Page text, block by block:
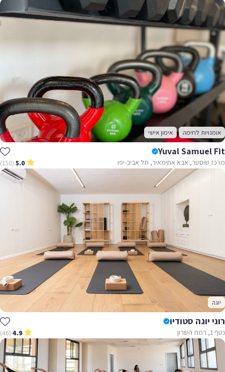
אומנויות לחימה אימון אישי
Yuval Samuel Fit
מרכז שוסטר, אבא אחימאיר, תל אביב-יפו 5.0
(150)
יוגה
רוני יוגה סטודיו
נטף 1, רמת השרון 4.9
(46)